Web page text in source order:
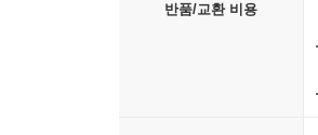
반품/교환 비용